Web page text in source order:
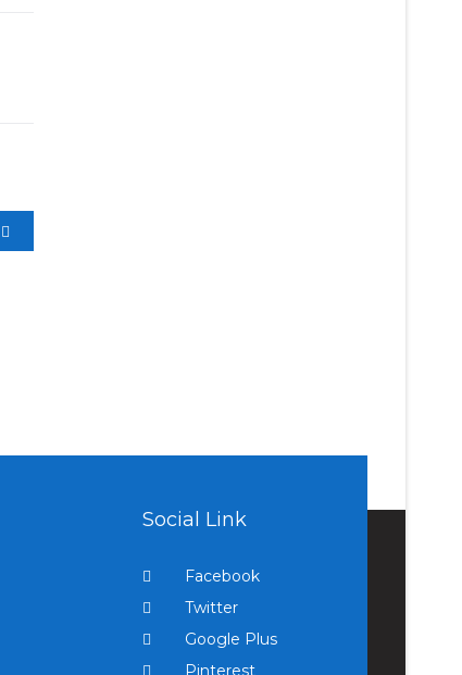
Social Link
Facebook
Twitter
Google Plus
Pinterest